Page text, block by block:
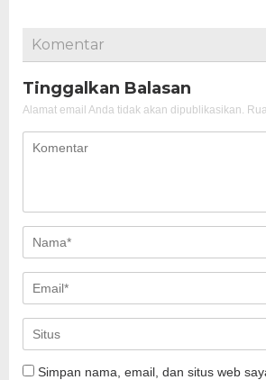
Komentar
Tinggalkan Balasan
Alamat email Anda tidak akan dipublikasikan.
Simpan nama, email, dan situs web